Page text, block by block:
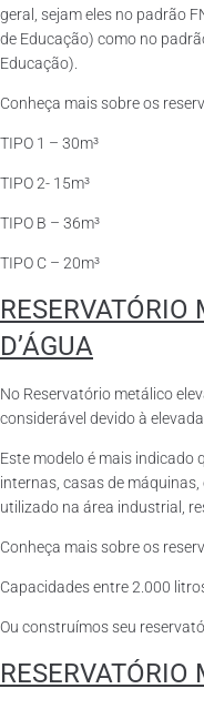
geral, sejam eles no padrão
de Educação) como no
Educação).
Conheça mais sobre os
TIPO 1 – 30m³
TIPO 2- 15m³
TIPO B – 36m³
TIPO C – 20m³
D’ÁGUA
No Reservatório metálico
considerável devido à
Este modelo é mais indicado
internas, casas de
utilizado na área industrial,
Conheça mais sobre os
Capacidades entre 2.000
Ou construímos seu